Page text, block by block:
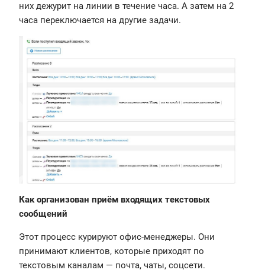
них дежурит на линии в течение часа. А затем на 2
часа переключается на другие задачи.
Как организован приём входящих текстовых
сообщений
Этот процесс курируют офис-менеджеры. Они
принимают клиентов, которые приходят по
текстовым каналам — почта, чаты, соцсети.